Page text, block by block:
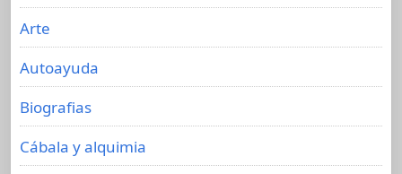
Arte
Autoayuda
Biografias
Cábala y alquimia